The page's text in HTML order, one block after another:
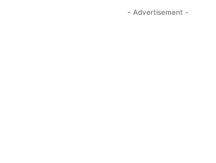
- Advertisement -